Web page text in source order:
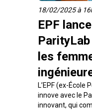
18/02/2025 à
EPF
les
L’EPF (ex-École
innove avec le
innovant, qui